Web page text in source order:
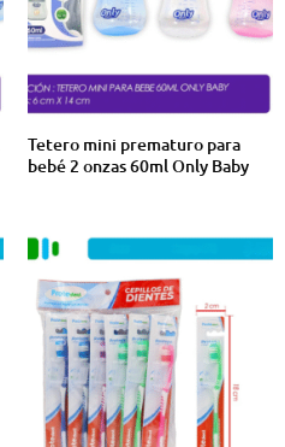
Tetero mini prematuro para
bebé 2 onzas 60ml Only Baby